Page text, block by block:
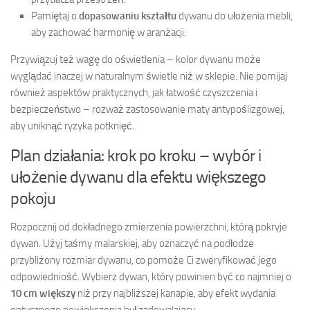
Pamiętaj o dopasowaniu kształtudywanu do ułożenia mebli,
aby zachować harmonię w aranżacji.
Przywiązuj też wagę do oświetlenia – kolor dywanu może
wyglądać inaczej w naturalnym świetle niż w sklepie. Nie pomijaj
również aspektów praktycznych, jak łatwość czyszczenia i
bezpieczeństwo – rozważ zastosowanie maty antypoślizgowej,
aby uniknąć ryzyka potknięć.
Plan działania: krok po kroku – wybór i
ułożenie dywanu dla efektu większego
pokoju
Rozpocznij od dokładnego zmierzenia powierzchni, którą pokryje
dywan. Użyj taśmy malarskiej, aby oznaczyć na podłodze
przybliżony rozmiar dywanu, co pomoże Ci zweryfikować jego
odpowiedniość. Wybierz dywan, który powinien być co najmniej o
10 cm większy niż przy najbliższej kanapie, aby efekt wydania